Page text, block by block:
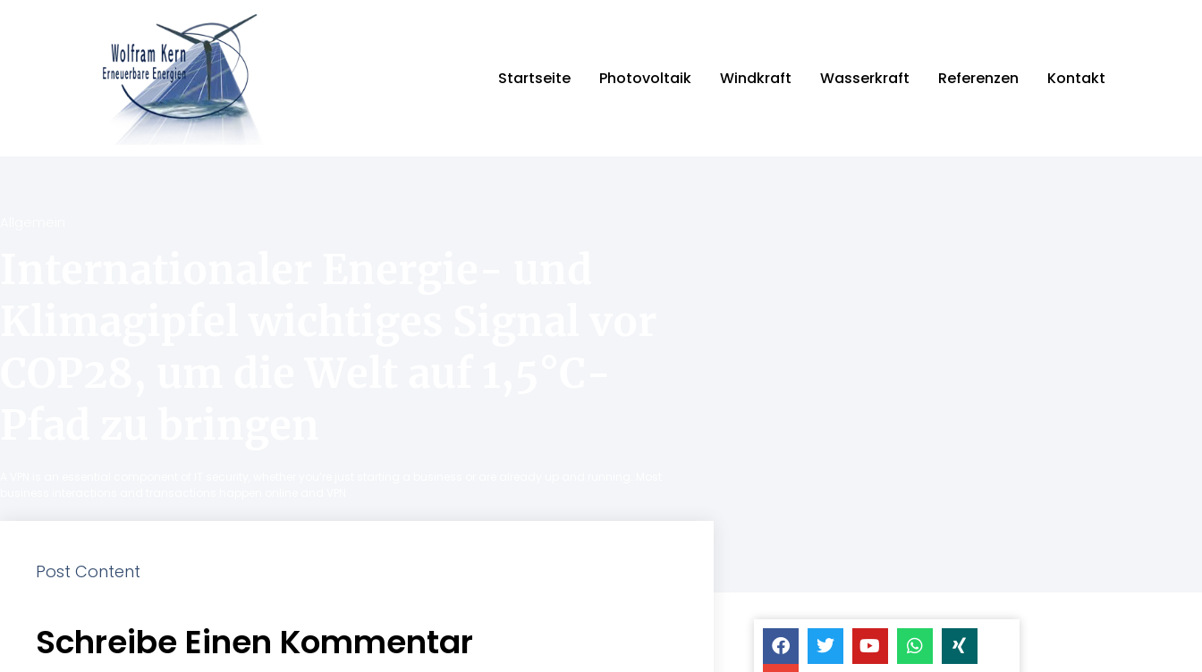
Startseite Photovoltaik Windkraft Wasserkraft Referenzen Kontakt
Post Content
Schreibe Einen Kommentar